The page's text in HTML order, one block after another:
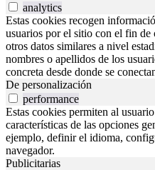
analytics
Estas cookies recogen
usuarios por el sitio con el fin
otros datos similares a nivel
nombres o apellidos de los
concreta desde donde se
De personalización
performance
Estas cookies permiten al
características de las opciones
ejemplo, definir el idioma,
navegador.
Publicitarias